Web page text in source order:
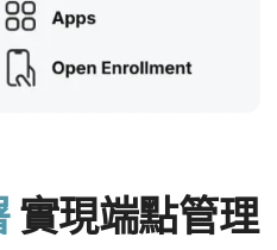
實現端點​管理